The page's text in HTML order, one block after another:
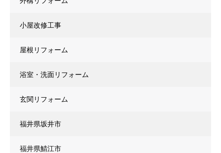
小屋改修工事
屋根リフォーム
浴室・洗面リフォーム
玄関リフォーム
福井県坂井市
福井県鯖江市